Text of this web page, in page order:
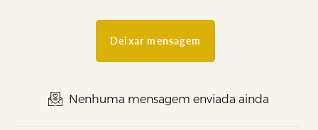
Deixar mensagem
Nenhuma mensagem enviada ainda